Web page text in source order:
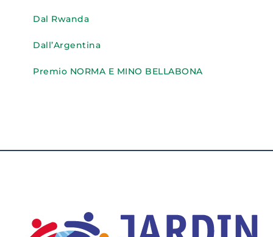
Dal Rwanda
Dall’Argentina
Premio NORMA E MINO BELLABONA